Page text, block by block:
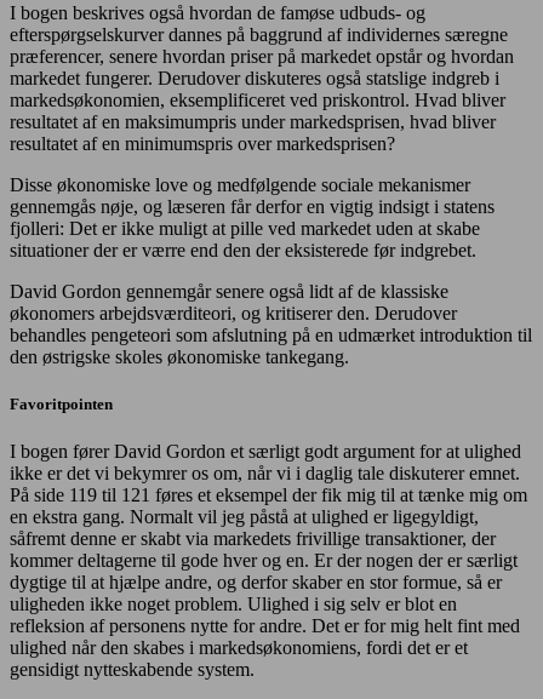
I bogen beskrives også hvordan de famøse udbuds- og
efterspørgselskurver dannes på baggrund af individernes særegne
præferencer, senere hvordan priser på markedet opstår og hvordan
markedet fungerer. Derudover diskuteres også statslige indgreb i
markedsøkonomien, eksemplificeret ved priskontrol. Hvad bliver
resultatet af en maksimumpris under markedsprisen, hvad bliver
resultatet af en minimumspris over markedsprisen?
Disse økonomiske love og medfølgende sociale mekanismer
gennemgås nøje, og læseren får derfor en vigtig indsigt i statens
fjolleri: Det er ikke muligt at pille ved markedet uden at skabe
situationer der er værre end den der eksisterede før indgrebet.
David Gordon gennemgår senere også lidt af de klassiske
økonomers arbejdsværditeori, og kritiserer den. Derudover
behandles pengeteori som afslutning på en udmærket introduktion til
den østrigske skoles økonomiske tankegang.
Favoritpointen
I bogen fører David Gordon et særligt godt argument for at ulighed
ikke er det vi bekymrer os om, når vi i daglig tale diskuterer emnet.
På side 119 til 121 føres et eksempel der fik mig til at tænke mig om
en ekstra gang. Normalt vil jeg påstå at ulighed er ligegyldigt,
såfremt denne er skabt via markedets frivillige transaktioner, der
kommer deltagerne til gode hver og en. Er der nogen der er særligt
dygtige til at hjælpe andre, og derfor skaber en stor formue, så er
uligheden ikke noget problem. Ulighed i sig selv er blot en
refleksion af personens nytte for andre. Det er for mig helt fint med
ulighed når den skabes i markedsøkonomiens, fordi det er et
gensidigt nytteskabende system.